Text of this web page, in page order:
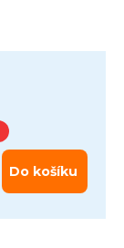
Do košíku